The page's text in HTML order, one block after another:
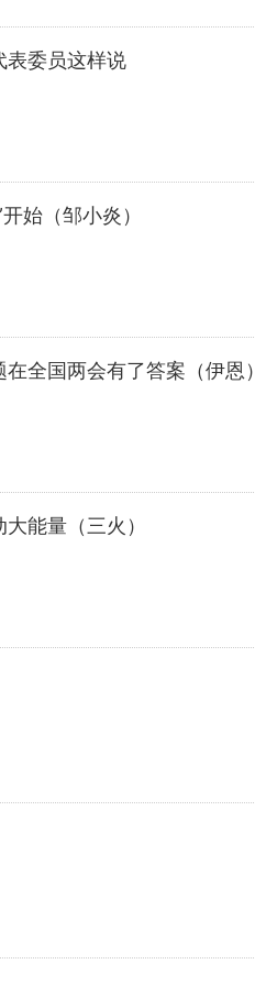
表委员这样说
始（邹小炎）
全国两会有了答案（伊恩）
能量（三火）